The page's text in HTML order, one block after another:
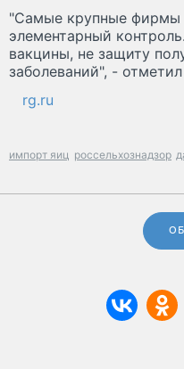
"Самые крупные фирмы
элементарный
вакцины, не защиту
заболеваний", -
rg.ru
импорт яиц россельхознадзор